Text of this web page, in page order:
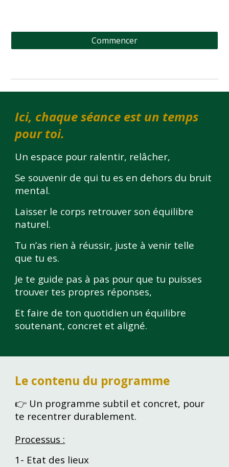
Commencer
Ici, chaque séance est un temps
pourtoi.
Un espace pour ralentir, relâcher,
Se souvenir de qui tu es en dehors du bruit
mental.
Laisser le corps retrouver son équilibre
naturel.
Tu n’as rien à réussir, juste à venir telle
que tu es.
Je te guide pas à pas pour que tu puisses
trouver tes propres réponses,
Et faire de ton quotidien un équilibre
soutenant, concret et aligné.
Le contenu du programme
👉 Un programme subtil et concret, pour
te recentrer durablement.
Processus :
1- Etat des lieux